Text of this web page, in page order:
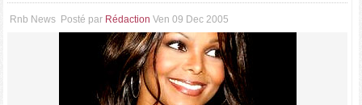
Rnb News Posté par Rédaction Ven 09 Dec 2005